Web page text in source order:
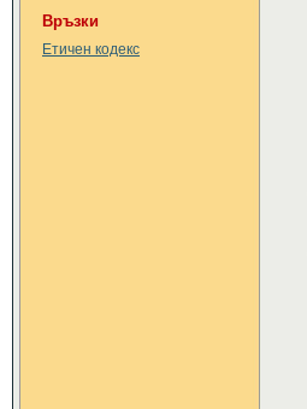
Връзки
Етичен кодекс